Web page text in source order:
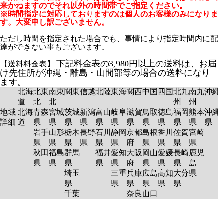
来かねますのでそれ以外の時間帯でご指定ください。
※時間指定に対応しておりますのは個人のお客様のみになりま
す。大変申し訳ございません。
ただし時間を指定された場合でも、事情により指定時間内に配
達ができない事もございます。
【送料料金表】
下記料金表の3,980円以上の送料は、お届
け先住所が沖縄・離島・山間部等の場合の送料になり
ます。
北海
道
北東
北
南東
北
関東信越北陸東海関西中国 四国北九
州
南九
州
沖
地域
詳細
北海
道
青森
県
岩手
県
秋田
県
宮城
県
山形
県
福島
県
茨城
県
栃木
県
群馬
県
埼玉
県
千葉
新潟
県
長野
県
富山
県
石川
県
福井
県
岐阜
県
静岡
県
愛知
県
三重
県
滋賀
県
京都
府
大阪
府
兵庫
県
奈良
鳥取
県
島根
県
岡山
県
広島
県
山口
徳島
県
香川
県
愛媛
県
高知
県
福岡
県
佐賀
県
長崎
県
大分
県
熊本
県
宮崎
県
鹿児
島
県
沖